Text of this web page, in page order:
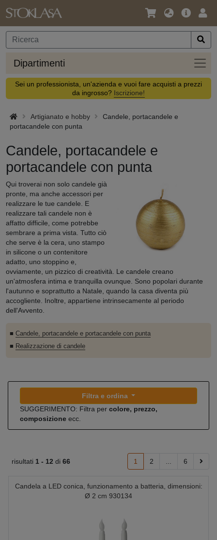
Lingua
Valuta
Offerta
Dipartimenti
Sei un professionista, un'azienda e vuoi fare acquisti a prezzi
da ingrosso? Iscrizione!
Artigianato e hobby
Candele, portacandele e
portacandele con punta
Candele, portacandele e
portacandele con punta
Qui troverai non solo candele già
pronte, ma anche accessori per
realizzare le tue candele. E
realizzare tali candele non è
affatto difficile, come potrebbe
sembrare a prima vista. Tutto ciò
che serve è la cera, uno stampo
in silicone o un contenitore
adatto, uno stoppino e,
ovviamente, un pizzico di creatività. Le candele creano
un'atmosfera intima e tranquilla ovunque. Sono popolari durante
l'autunno e soprattutto a Natale, quando la casa diventa più
accogliente. Inoltre, appartiene intrinsecamente al periodo
dell'Avvento.
■ Candele, portacandele e portacandele con punta
■ Realizzazione di candele
Filtra e ordina
SUGGERIMENTO: Filtra per colore, prezzo,
composizione ecc.
risultati 1 - 12 di 66 1 2 6
Candela a LED conica, funzionamento a batteria, dimensioni:
Ø 2 cm 930134